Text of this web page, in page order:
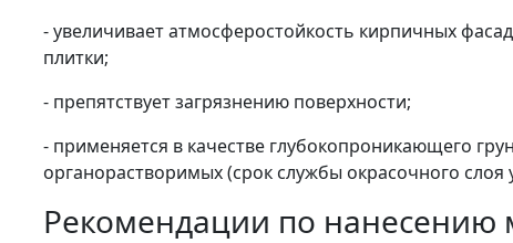
- увеличивает атмосферостойкость кирпичных
плитки;
- препятствует загрязнению поверхности;
- применяется в качестве глубокопроникающего
органорастворимых (срок службы окрасочного слоя
Рекомендации по нанесению